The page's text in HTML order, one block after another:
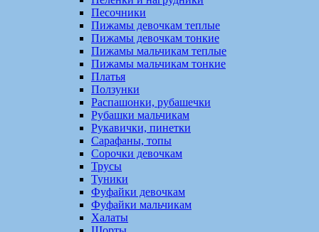
Песочники
Пижамы девочкам теплые
Пижамы девочкам тонкие
Пижамы мальчикам теплые
Пижамы мальчикам тонкие
Платья
Ползунки
Распашонки, рубашечки
Рубашки мальчикам
Рукавички, пинетки
Сарафаны, топы
Сорочки девочкам
Трусы
Туники
Фуфайки девочкам
Фуфайки мальчикам
Халаты